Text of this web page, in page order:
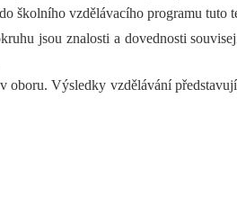
školního vzdělávacího programu tuto
jsou znalosti a dovednosti
oboru. Výsledky vzdělávání